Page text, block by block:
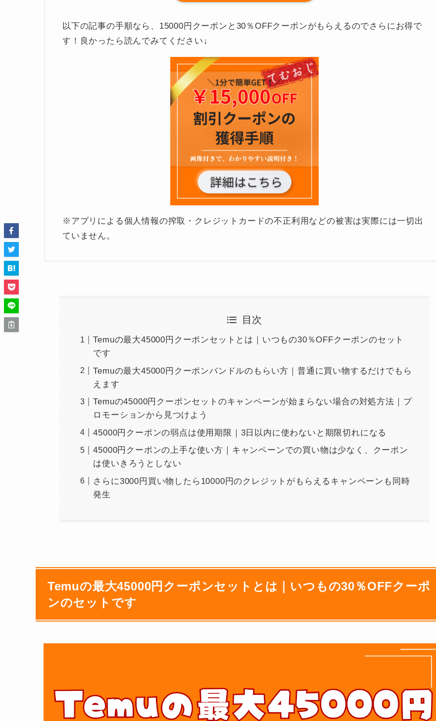
以下の記事の手順なら、15000円クーポンと30％OFFクーポンがもらえるのでさらにお得で
す！良かったら読んでみてください↓
※アプリによる個人情報の搾取・クレジットカードの不正利用などの被害は実際には一切出
ていません。
目次
Temuの最大45000円クーポンセットとは｜いつもの30％OFFクーポンのセット
です
Temuの最大45000円クーポンバンドルのもらい方｜普通に買い物するだけでもら
えます
Temuの45000円クーポンセットのキャンペーンが始まらない場合の対処方法｜プ
ロモーションから見つけよう
45000円クーポンの弱点は使用期限｜3日以内に使わないと期限切れになる
45000円クーポンの上手な使い方｜キャンペーンでの買い物は少なく、クーポン
は使いきろうとしない
さらに3000円買い物したら10000円のクレジットがもらえるキャンペーンも同時
発生
Temuの最大45000円クーポンセットとは｜いつもの30％OFFクーポ
ンのセットです